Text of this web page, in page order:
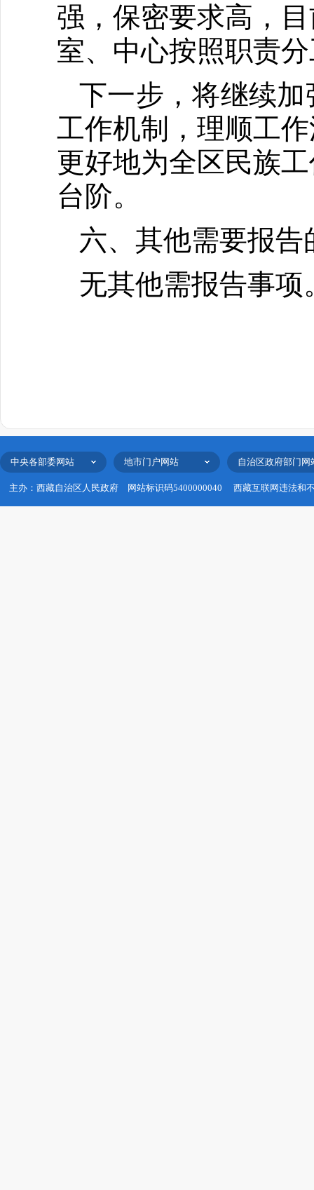
强，保密要求高，
室、中心按照职责
下一步，将继续
工作机制，理顺工
更好地为全区民族
台阶。
六、其他需要报告
无其他需报告事项
中央各部委网站 地市门户网站 自治区政府部门网
主办：西藏自治区人民政府 网站标识码5400000040 西藏互联网违法和